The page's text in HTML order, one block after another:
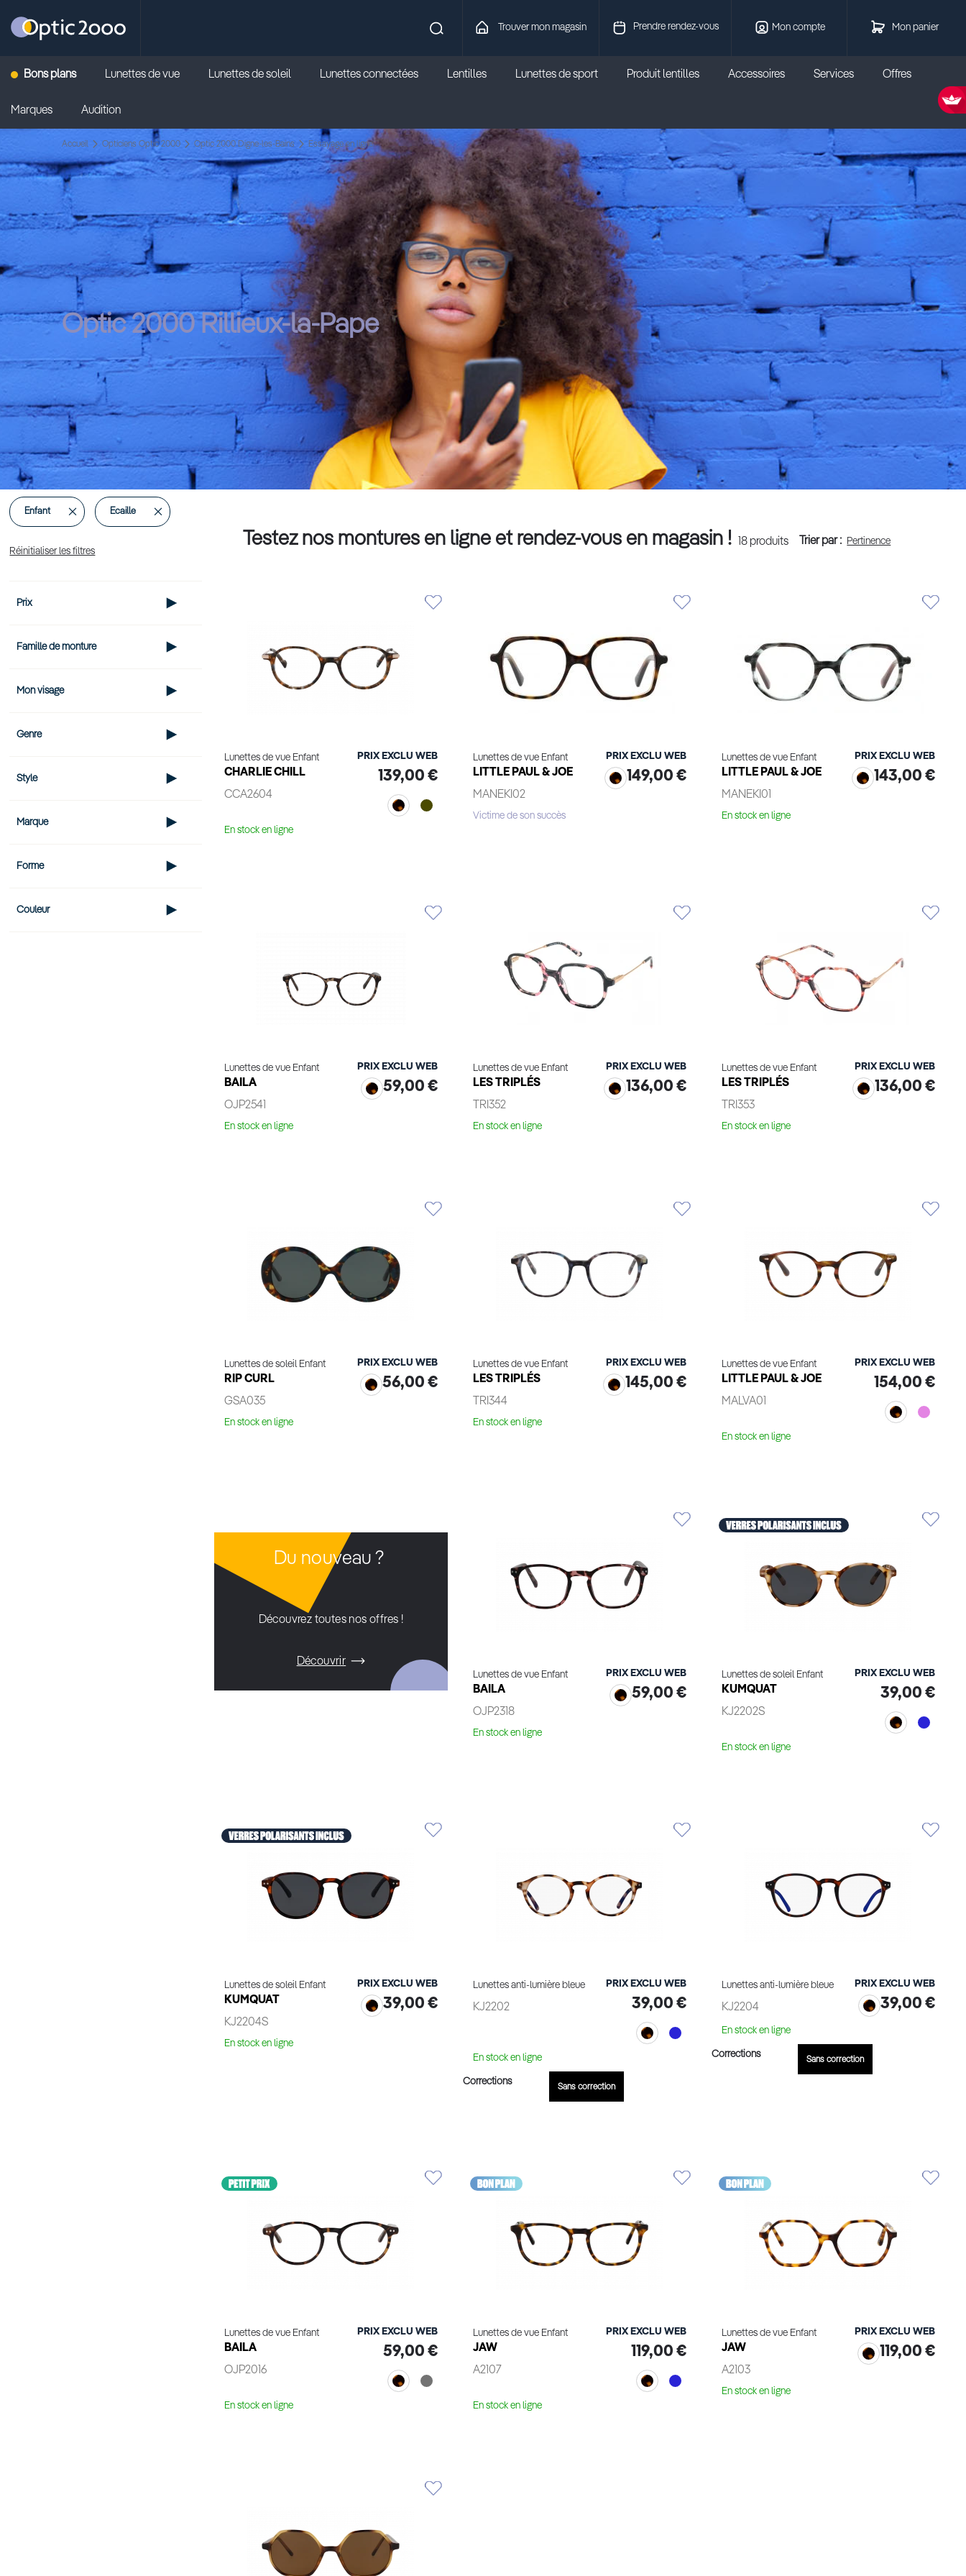
Retour vers la page d'accueil Mon panier
Prendre rendez-vous Mon compte
Trouver mon magasin
Bons plans Lunettes de vue Lunettes de soleil Lunettes connectées Lentilles Lunettes de sport Produit lentilles Accessoires Services Offres
Marques Audition
Accueil Opticiens Optic 2000 Optic 2000 Digne-les-Bains Essayage en ligne
Optic 2000 Rillieux-la-Pape
Trier par :
Testez nos montures en ligne et rendez-vous en magasin ! 18produits
Lunettes de vue Enfant
CHARLIE CHILL
CCA2604
PRIX EXCLU WEB
139,00 €
En stock en ligne
Lunettes de vue Enfant
LITTLE PAUL & JOE
MANEKI02
PRIX EXCLU WEB
149,00 €
Victime de son succès
Lunettes de vue Enfant
LITTLE PAUL & JOE
MANEKI01
PRIX EXCLU WEB
143,00 €
En stock en ligne
Lunettes de vue Enfant
BAILA
OJP2541
PRIX EXCLU WEB
59,00 €
En stock en ligne
Lunettes de vue Enfant
LES TRIPLÉS
TRI352
PRIX EXCLU WEB
136,00 €
En stock en ligne
Lunettes de vue Enfant
LES TRIPLÉS
TRI353
PRIX EXCLU WEB
136,00 €
En stock en ligne
Lunettes de soleil Enfant
RIP CURL
GSA035
PRIX EXCLU WEB
56,00 €
En stock en ligne
Lunettes de vue Enfant
LES TRIPLÉS
TRI344
PRIX EXCLU WEB
145,00 €
En stock en ligne
Lunettes de vue Enfant
LITTLE PAUL & JOE
MALVA01
PRIX EXCLU WEB
154,00 €
En stock en ligne
Du nouveau ?
Découvrez toutes nos offres !
Découvrir
Lunettes de vue Enfant
BAILA
OJP2318
PRIX EXCLU WEB
59,00 €
En stock en ligne
Lunettes de soleil Enfant
KUMQUAT
KJ2202S
PRIX EXCLU WEB
39,00 €
En stock en ligne
Lunettes de soleil Enfant
KUMQUAT
KJ2204S
PRIX EXCLU WEB
39,00 €
En stock en ligne
Lunettes anti-lumière bleue
KJ2202
PRIX EXCLU WEB
39,00 €
En stock en ligne
Corrections
Sans correction
Lunettes anti-lumière bleue
KJ2204
PRIX EXCLU WEB
39,00 €
En stock en ligne
Corrections
Sans correction
Lunettes de vue Enfant
BAILA
OJP2016
PRIX EXCLU WEB
59,00 €
En stock en ligne
Lunettes de vue Enfant
JAW
A2107
PRIX EXCLU WEB
119,00 €
En stock en ligne
Lunettes de vue Enfant
JAW
A2103
PRIX EXCLU WEB
119,00 €
En stock en ligne
Prix
Famille de monture
Mon visage
Genre
Style
Marque
Forme
Couleur
Enfant Supprimer
Ecaille Supprimer
Réinitialiser les filtres